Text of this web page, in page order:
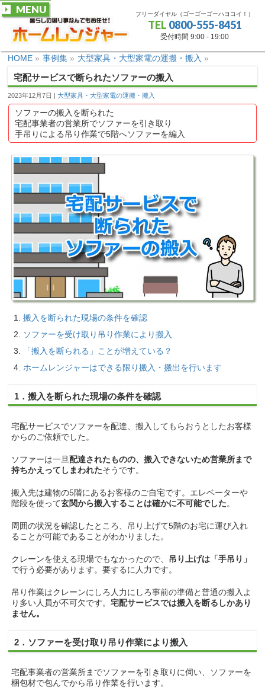
フリーダイヤル（ゴーゴーゴーハヨコイ！）
TEL 0800-555-8451
受付時間 9:00 - 19:00
MENU
HOME » 事例集 » 大型家具・大型家電の運搬・搬入 »
宅配サービスで断られたソファーの搬入
2023年12月7日 大型家具・大型家電の運搬・搬入
ソファーの搬入を断られた
宅配事業者の営業所でソファーを引き取り
手吊りによる吊り作業で5階へソファーを編入
搬入を断られた現場の条件を確認
ソファーを受け取り吊り作業により搬入
「搬入を断られる」ことが増えている？
ホームレンジャーはできる限り搬入・搬出を行います
1．搬入を断られた現場の条件を確認
宅配サービスでソファーを配達、搬入してもらおうとしたお客様
からのご依頼でした。
ソファーは一旦配達されたものの、搬入できないため営業所まで
持ちかえってしまわれたそうです。
搬入先は建物の5階にあるお客様のご自宅です。エレベーターや
階段を使って玄関から搬入することは確かに不可能でした。
周囲の状況を確認したところ、吊り上げて5階のお宅に運び入れ
ることが可能であることがわかりました。
クレーンを使える現場でもなかったので、 吊り上げは「手吊り」
で行う必要があります。要するに人力です。
吊り作業はクレーンにしろ人力にしろ事前の準備と普通の搬入よ
り多い人員が不可欠です。宅配サービスでは搬入を断るしかあり
ません。
2．ソファーを受け取り吊り作業により搬入
宅配事業者の営業所までソファーを引き取りに伺い、ソファーを
梱包材で包んでから吊り作業を行います。